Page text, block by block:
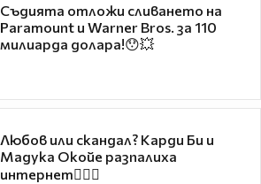
Съдията отложи сливането на
Paramount и Warner Bros. за 110
милиарда долара!😯💥
Любов или скандал? Карди Би и
Мадука Окойе разпалиха
интернет❤️‍🔥🔥